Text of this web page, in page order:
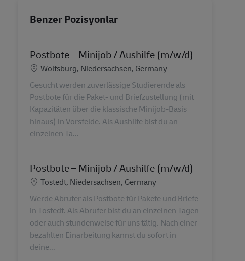
Benzer Pozisyonlar
Postbote – Minijob / Aushilfe (m/w/d)
Konum
Wolfsburg, Niedersachsen, Germany
Gesucht werden zuverlässige Studierende als
Postbote für die Paket- und Briefzustellung (mit
Kapazitäten über die klassische Minijob-Basis
hinaus) in Vorsfelde. Als Aushilfe bist du an
einzelnen Ta...
Postbote – Minijob / Aushilfe (m/w/d)
Konum
Tostedt, Niedersachsen, Germany
Werde Abrufer als Postbote für Pakete und Briefe
in Tostedt. Als Abrufer bist du an einzelnen Tagen
oder auch stundenweise für uns tätig. Nach einer
bezahlten Einarbeitung kannst du sofort in
deine...